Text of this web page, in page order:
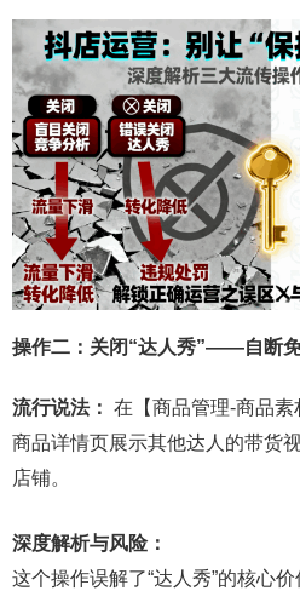
操作二：关闭“达人秀”——自断
流行说法： 在【商品管理-商品
商品详情页展示其他达人的带货
店铺。
深度解析与风险：
这个操作误解了“达人秀”的核心